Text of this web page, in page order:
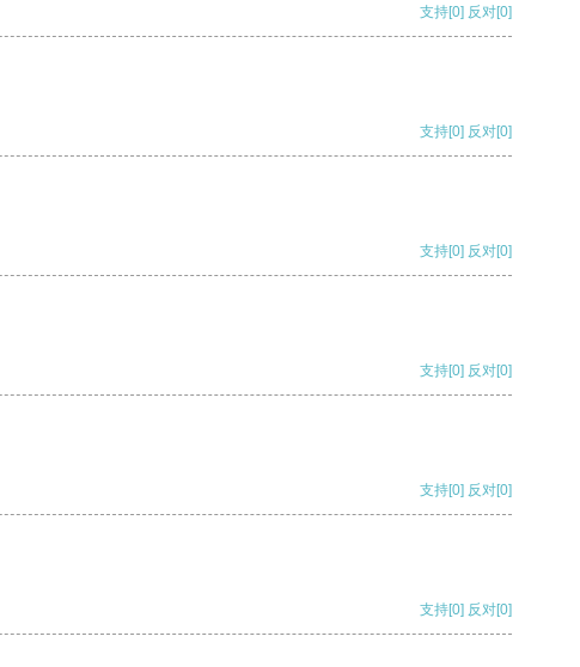
支持[0] 反对[0]
支持[0] 反对[0]
支持[0] 反对[0]
支持[0] 反对[0]
支持[0] 反对[0]
支持[0] 反对[0]